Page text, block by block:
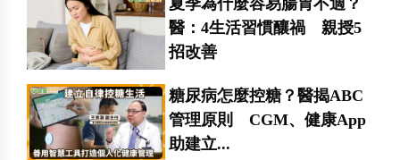
夏季為什麼容易腸胃不適？
醫：4生活習慣釀禍 親授5
招改善
糖尿病怎麼控糖？醫揭ABC
管理原則 CGM、健康App
助建立...